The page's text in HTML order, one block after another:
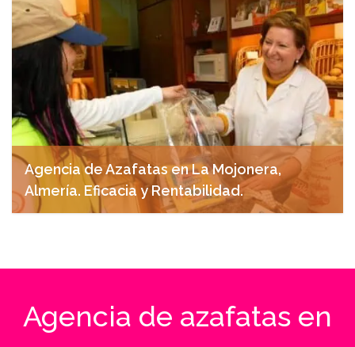
Agencia de Azafatas en La Mojonera,
Almería. Eficacia y Rentabilidad.
Agencia de azafatas en